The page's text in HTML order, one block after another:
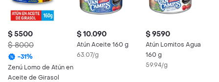
$ 5500
$ 8000
-31%
Zenú Lomo de Atún en
Aceite de Girasol
$ 10.090
Atún Aceite 160 g
63.07/g
$ 9590
Atún Lomitos Agua
160 g
59.94/g